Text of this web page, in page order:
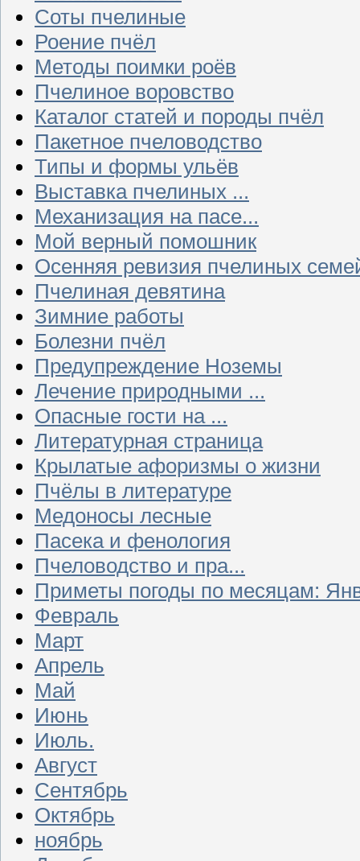
Соты пчелиные
Роение пчёл
Методы поимки роёв
Пчелиное воровство
Каталог статей и породы пчёл
Пакетное пчеловодство
Типы и формы ульёв
Выставка пчелиных ...
Механизация на пасе...
Мой верный помошник
Осенняя ревизия пчелиных
Пчелиная девятина
Зимние работы
Болезни пчёл
Предупреждение Ноземы
Лечение природными ...
Опасные гости на ...
Литературная страница
Крылатые афоризмы о жизни
Пчёлы в литературе
Медоносы лесные
Пасека и фенология
Пчеловодство и пра...
Приметы погоды по месяцам:
Февраль
Март
Апрель
Май
Июнь
Июль.
Август
Сентябрь
Октябрь
ноябрь